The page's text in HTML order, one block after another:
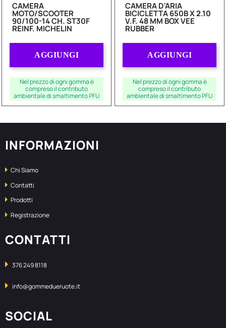
CAMERA
MOTO/SCOOTER
90/100-14 CH. ST30F
REINF. MICHELIN
AGGIUNGI
Nel prezzo di ogni gomma è
compreso il contributo
ambientale di smaltimento PFU
CAMERA D'ARIA
BICICLETTA 650B X 2.10
V.F. 48 MM BOX VEE
RUBBER
AGGIUNGI
Nel prezzo di ogni gomma è
compreso il contributo
ambientale di smaltimento PFU
INFORMAZIONI
Chi Siamo
Contatti
Prodotti
Registrazione
CONTATTI
376 249 8118
info@gommedueruote.it
SOCIAL